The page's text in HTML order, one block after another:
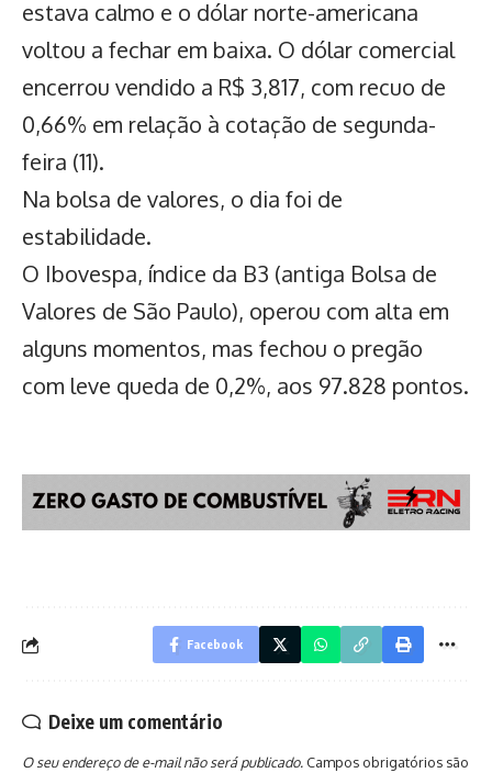
estava calmo e o dólar norte-americana
voltou a fechar em baixa. O dólar comercial
encerrou vendido a R$ 3,817, com recuo de
0,66% em relação à cotação de segunda-
feira (11).
Na bolsa de valores, o dia foi de
estabilidade.
O Ibovespa, índice da B3 (antiga Bolsa de
Valores de São Paulo), operou com alta em
alguns momentos, mas fechou o pregão
com leve queda de 0,2%, aos 97.828 pontos.
Facebook
Deixe um comentário
O seu endereço de e-mail não será publicado. Campos obrigatórios são